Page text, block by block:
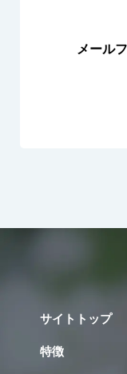
メール
サイトトップ
特徴